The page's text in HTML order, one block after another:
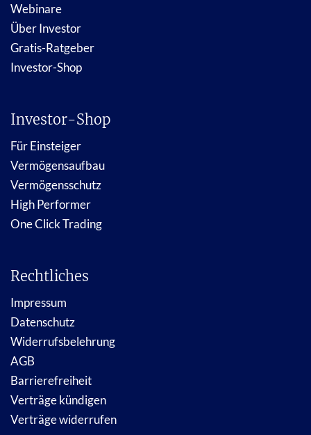
Webinare
Über Investor
Gratis-Ratgeber
Investor-Shop
Investor-Shop
Für Einsteiger
Vermögensaufbau
Vermögensschutz
High Performer
One Click Trading
Rechtliches
Impressum
Datenschutz
Widerrufsbelehrung
AGB
Barrierefreiheit
Verträge kündigen
Verträge widerrufen